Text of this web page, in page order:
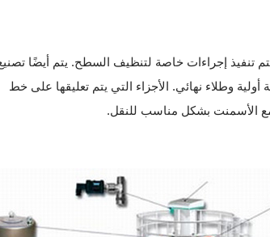
تنفيذ إجراءات خاصة لتنظيف السطح. يتم أيضًا
وطلاء نهائي. الأجزاء التي يتم تعليقها على خط
الأسمنت بشكل مناسب للنقل.